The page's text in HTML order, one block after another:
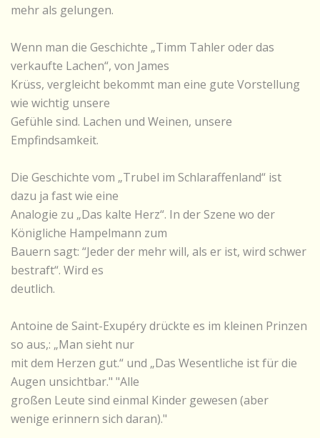
mehr als gelungen.
Wenn man die Geschichte „Timm Tahler oder das
verkaufte Lachen“, von James
Krüss, vergleicht bekommt man eine gute Vorstellung
wie wichtig unsere
Gefühle sind. Lachen und Weinen, unsere
Empfindsamkeit.
Die Geschichte vom „Trubel im Schlaraffenland“ ist
dazu ja fast wie eine
Analogie zu „Das kalte Herz“. In der Szene wo der
Königliche Hampelmann zum
Bauern sagt: “Jeder der mehr will, als er ist, wird schwer
bestraft“. Wird es
deutlich.
Antoine de Saint-Exupéry drückte es im kleinen Prinzen
so aus,: „Man sieht nur
mit dem Herzen gut.“ und „Das Wesentliche ist für die
Augen unsichtbar." "Alle
großen Leute sind einmal Kinder gewesen (aber
wenige erinnern sich daran)."